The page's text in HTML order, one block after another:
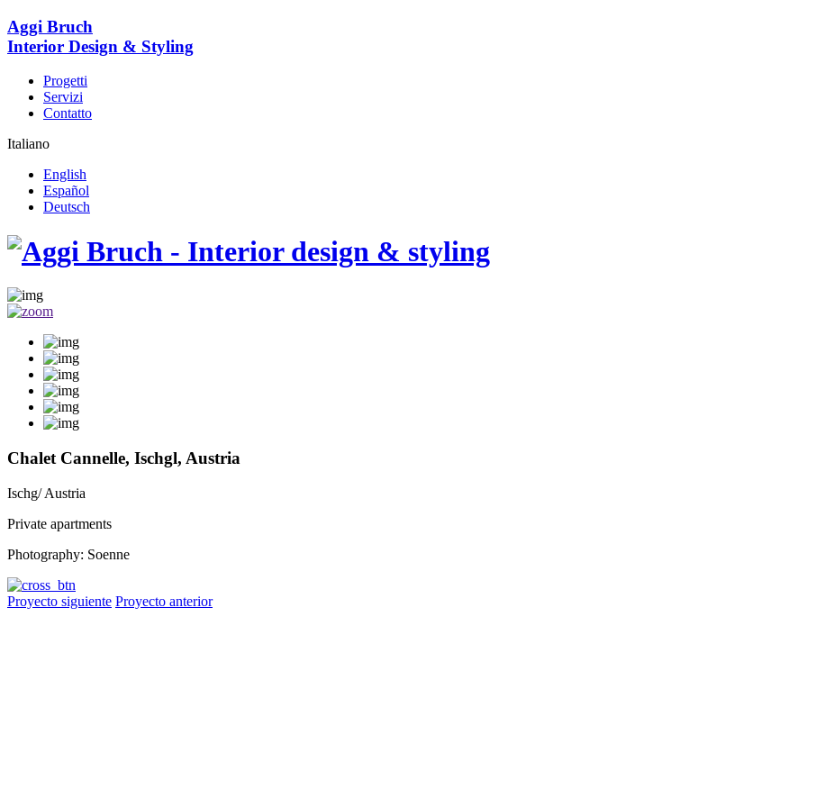
Aggi Bruch
Interior Design & Styling
Progetti
Servizi
Contatto
Italiano
English
Español
Deutsch
Chalet Cannelle, Ischgl, Austria
Ischg/ Austria
Private apartments
Photography: Soenne
Proyecto siguiente Proyecto anterior